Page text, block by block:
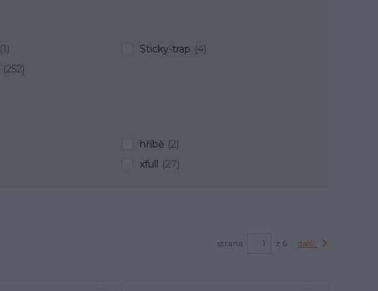
(1) Sticky-trap (4)
(252)
hříbě (2)
xfull (27)
strana z 6 další